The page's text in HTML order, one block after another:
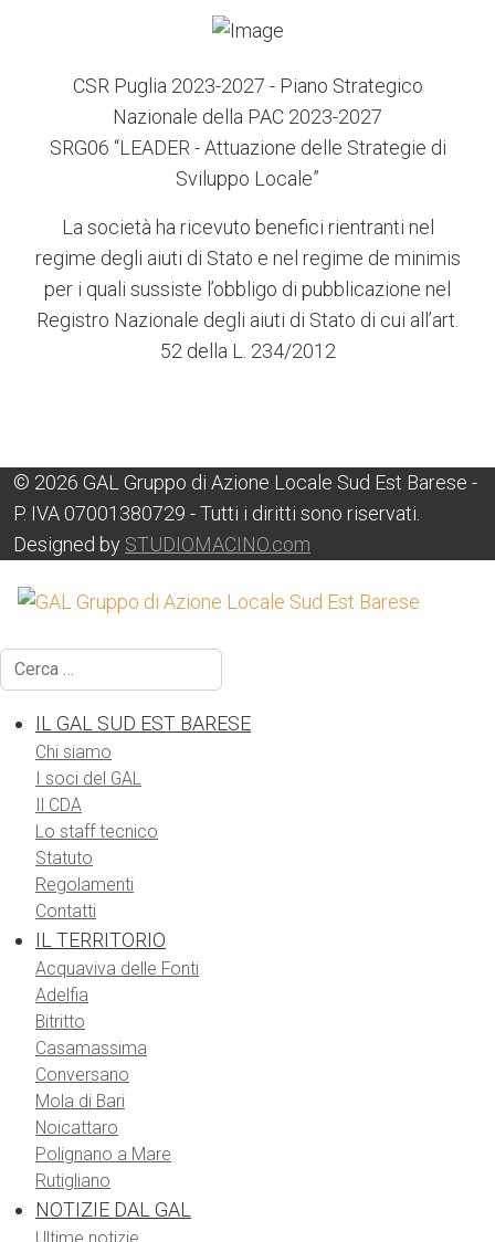
CSR Puglia 2023-2027 - Piano Strategico
Nazionale della PAC 2023-2027
SRG06 “LEADER - Attuazione delle Strategie di
Sviluppo Locale”
La società ha ricevuto benefici rientranti nel
regime degli aiuti di Stato e nel regime de minimis
per i quali sussiste l’obbligo di pubblicazione nel
Registro Nazionale degli aiuti di Stato di cui all’art.
52 della L. 234/2012
© 2026 GAL Gruppo di Azione Locale Sud Est Barese -
P. IVA 07001380729 - Tutti i diritti sono riservati.
Designed by STUDIOMACINO.com
Cerca
IL GAL SUD EST BARESE
Chi siamo
I soci del GAL
Il CDA
Lo staff tecnico
Statuto
Regolamenti
Contatti
IL TERRITORIO
Acquaviva delle Fonti
Adelfia
Bitritto
Casamassima
Conversano
Mola di Bari
Noicattaro
Polignano a Mare
Rutigliano
NOTIZIE DAL GAL